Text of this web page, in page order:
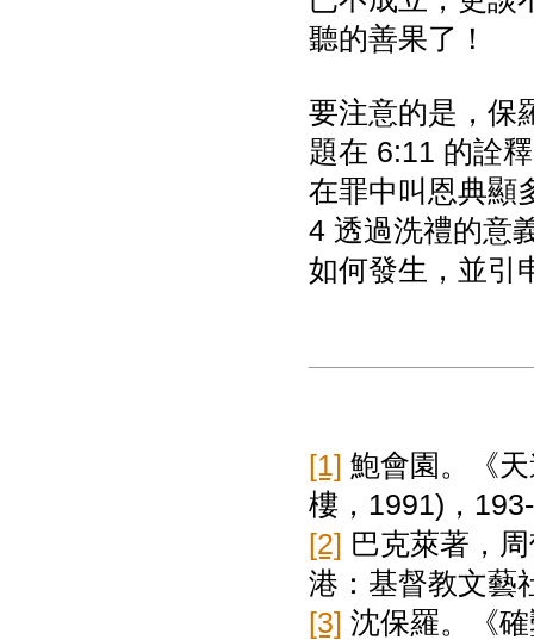
聽的善果了！
要注意的是，保
題在 6:11 的詮
在罪中叫恩典顯
4 透過洗禮的意
如何發生，並引
[1] 鮑會園。《
樓， 1991) ，
[2] 巴克萊著，
港：基督教文藝
[3] 沈保羅。《